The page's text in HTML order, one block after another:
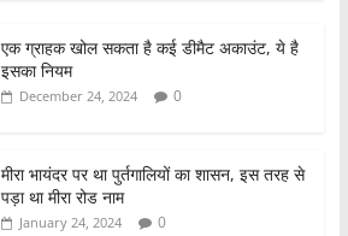
s
A
p
e
एक ग्राहक खोल सकता है कई डीमैट अकाउंट, ये है
इसका नियम
December 24, 2024 0
मीरा भायंदर पर था पुर्तगालियों का शासन, इस तरह से
पड़ा था मीरा रोड नाम
January 24, 2024 0